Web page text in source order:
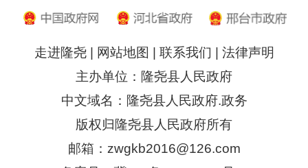
走进隆尧| 网站地图 联系我们
法律声明
主办单位：隆尧县人民政府
中文域名：隆尧县人民政府.政务
版权归隆尧县人民政府所有
邮箱：zwgkb2016@126.com